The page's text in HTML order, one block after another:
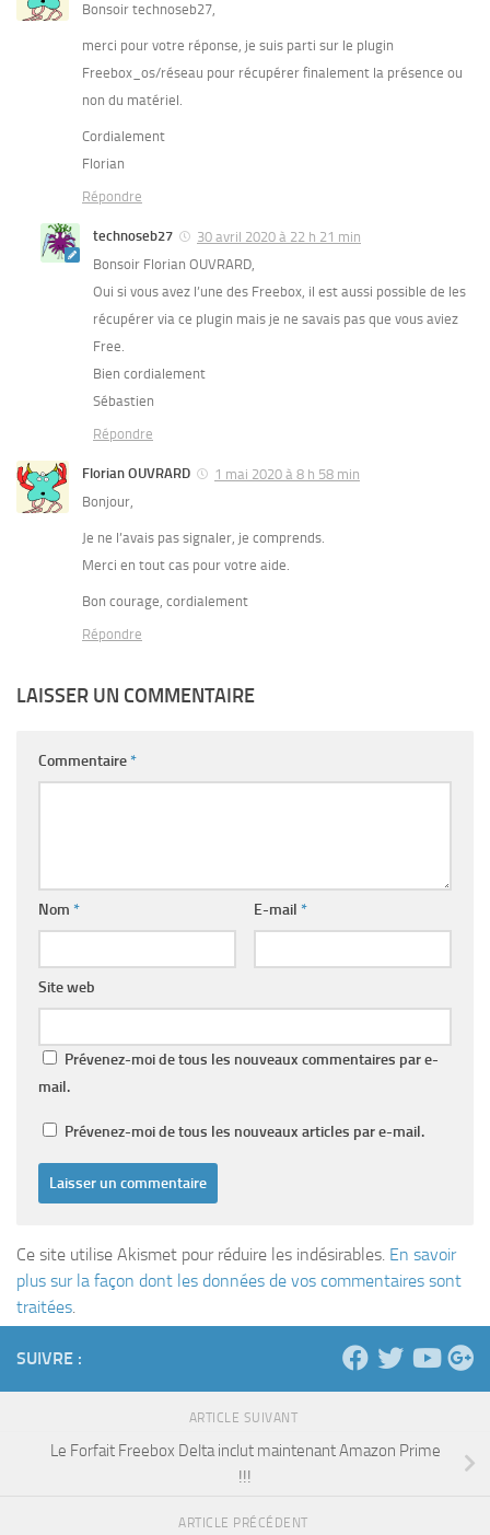
Bonsoir technoseb27,
merci pour votre réponse, je suis parti sur le plugin
Freebox_os/réseau pour récupérer finalement la présence ou
non du matériel.
Cordialement
Florian
Répondre
technoseb27
30 avril 2020 à 22 h 21 min
Bonsoir Florian OUVRARD,
Oui si vous avez l’une des Freebox, il est aussi possible de les
récupérer via ce plugin mais je ne savais pas que vous aviez
Free.
Bien cordialement
Sébastien
Répondre
Florian OUVRARD
1 mai 2020 à 8 h 58 min
Bonjour,
Je ne l’avais pas signaler, je comprends.
Merci en tout cas pour votre aide.
Bon courage, cordialement
Répondre
LAISSER UN COMMENTAIRE
Commentaire*
Nom * E-mail *
Site web
Prévenez-moi de tous les nouveaux commentaires par e-
mail.
Prévenez-moi de tous les nouveaux articles par e-mail.
Ce site utilise Akismet pour réduire les indésirables. En savoir
plus sur la façon dont les données de vos commentaires sont
traitées.
SUIVRE :
ARTICLE SUIVANT
Le Forfait Freebox Delta inclut maintenant Amazon Prime
!!!
ARTICLE PRÉCÉDENT